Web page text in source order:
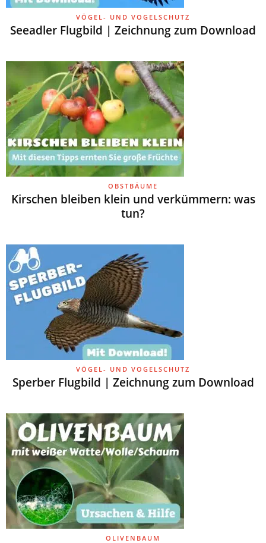
VÖGEL- UND VOGELSCHUTZ
Seeadler Flugbild | Zeichnung zum Download
OBSTBÄUME
Kirschen bleiben klein und verkümmern: was
tun?
VÖGEL- UND VOGELSCHUTZ
Sperber Flugbild | Zeichnung zum Download
OLIVENBAUM